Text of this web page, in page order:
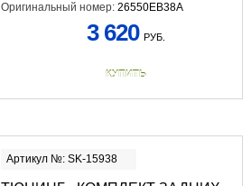
Оригинальный номер: 26550EB38A
3 620 РУБ.
КУПИТЬ
Артикул №: SK-15938